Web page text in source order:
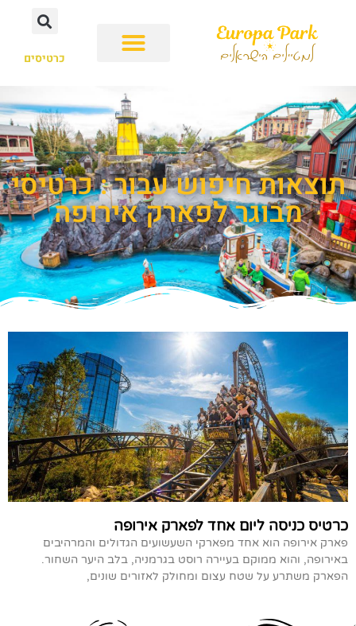
כרטיסים
תוצאות חיפוש עבור : כרטיסי
מבוגר לפארק אירופה
כרטיס כניסה ליום אחד לפארק אירופה
פארק אירופה הוא אחד מפארקי השעשועים הגדולים והמרהיבים
באירופה, והוא ממוקם בעיירה רוסט בגרמניה, בלב היער השחור.
הפארק משתרע על שטח עצום ומחולק לאזורים שונים,